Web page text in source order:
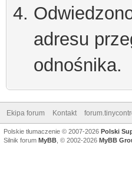
adresu
odnośnika.
Ekipa forum Kontakt
Polskie tłumaczenie © 2007-2026 Polski
Silnik forum MyBB , © 2002-2026 MyBB